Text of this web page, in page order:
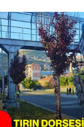
SAĞLIK
SPOR
11:11 MANŞET